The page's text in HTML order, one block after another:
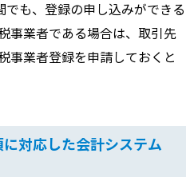
も、登録の申し込みができる
事業者である場合は、取引先
事業者登録を申請しておくと
対応した会計システム